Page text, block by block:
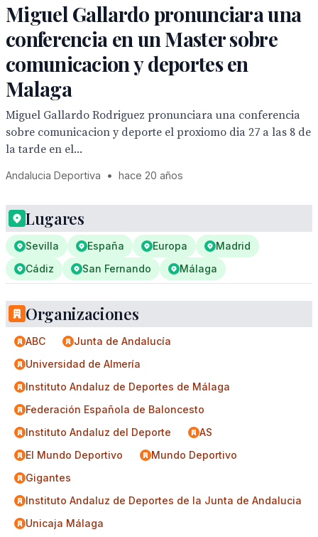
Miguel Gallardo pronunciara una
conferencia en un Master sobre
comunicacion y deportes en
Malaga
Miguel Gallardo Rodriguez pronunciara una conferencia
sobre comunicacion y deporte el proxiomo dia 27 a las 8 de
la tarde en el...
Andalucia Deportiva • hace 20 años
Lugares
Sevilla España Europa
Madrid
Cádiz
San Fernando Málaga
Organizaciones
ABC
Junta de Andalucía
Universidad de Almería
Instituto Andaluz de Deportes de Málaga
Federación Española de Baloncesto
Instituto Andaluz del Deporte
AS
El Mundo Deportivo
Mundo Deportivo
Gigantes
Instituto Andaluz de Deportes de la Junta de Andalucia
Unicaja Málaga